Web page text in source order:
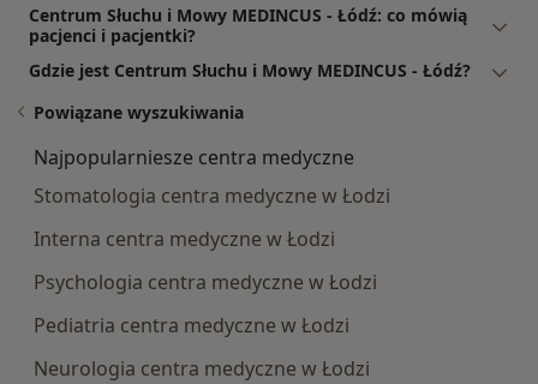
Centrum Słuchu i Mowy MEDINCUS - Łódź: co mówią
pacjenci i pacjentki?
Gdzie jest Centrum Słuchu i Mowy MEDINCUS - Łódź?
Powiązane wyszukiwania
Najpopularniesze centra medyczne
Stomatologia centra medyczne w Łodzi
Interna centra medyczne w Łodzi
Psychologia centra medyczne w Łodzi
Pediatria centra medyczne w Łodzi
Neurologia centra medyczne w Łodzi